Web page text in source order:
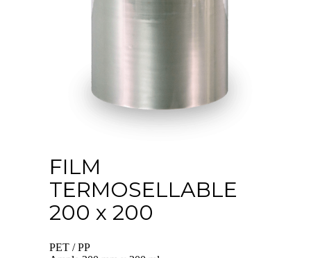
FILM
TERMOSELLABLE
200 x 200
PET / PP